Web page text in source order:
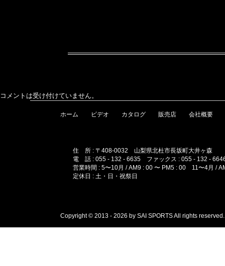
コメントは受け付けていません。
ホーム ビデオ カタログ 販売店 会社概要
住 所 : 〒408-0032 山梨県北杜市長坂町大井ヶ森
電 話 : 055 - 132 - 6635 ファックス : 055 - 132 -
営業時間 : 5〜10月 / AM9 : 00 〜 PM5 : 00 11〜4月 /
定休日 : 土・日・祝祭日
Copyright © 2013 - 2026 by SAI SPORTS All rights reserved.